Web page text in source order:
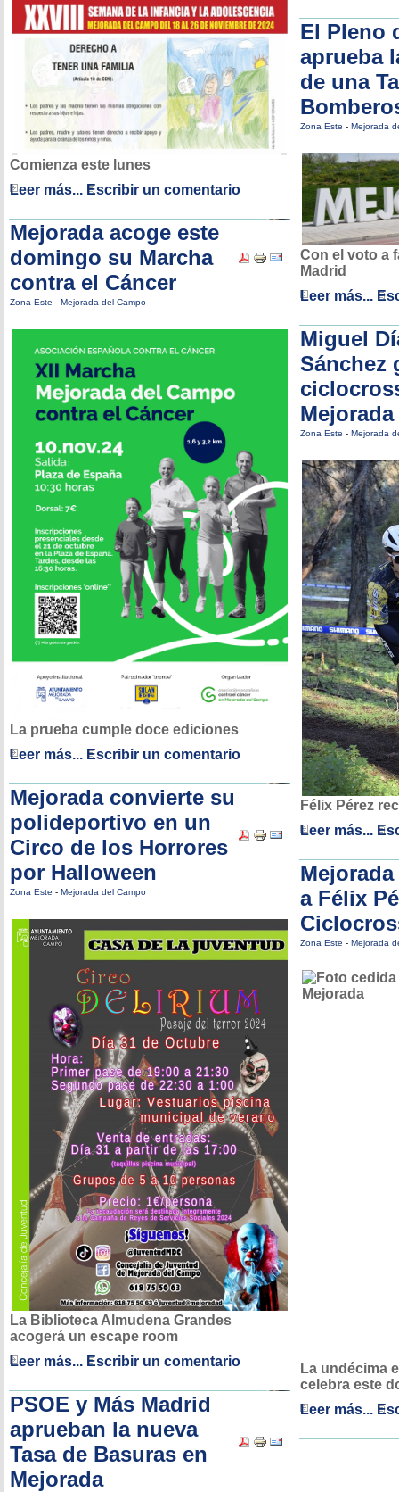
Comienza este lunes
Leer más... Escribir un comentario
Mejorada acoge este
domingo su Marcha
contra el Cáncer
Zona Este - Mejorada del Campo
La prueba cumple doce ediciones
Leer más... Escribir un comentario
Mejorada convierte su
polideportivo en un
Circo de los Horrores
por Halloween
Zona Este - Mejorada del Campo
La Biblioteca Almudena Grandes
acogerá un escape room
Leer más... Escribir un comentario
PSOE y Más Madrid
aprueban la nueva
Tasa de Basuras en
Mejorada
El Pleno
aprueba
de una
Zona Este - Mejorada
Con el voto a
Madrid
Leer más...
Miguel
Sánchez
Mejorada
Zona Este - Mejorada
Félix Pérez
Leer más...
a Félix
Zona Este - Mejorada
La undécima
celebra este
Leer más...